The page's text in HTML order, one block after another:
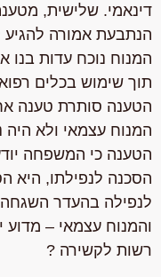
דינאמי. שלישית,
הנתבעת אמורה להגיע
המנוח נוכח עדות בנו
תוך שימוש בכלים
הטענה סותרת טענה
המנוח עצמאי ולא היה
הטענה כי המשפחה
הסכנה לנפילתו, היא
לנפילה בהעדר השגחה
והמנוח עצמאי –
רשות לקשירה ?